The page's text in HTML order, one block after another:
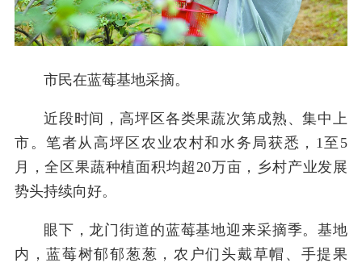
市民在蓝莓基地采摘。
近段时间，高坪区各类果蔬次第成熟、集中上
市。笔者从高坪区农业农村和水务局获悉，1至5
月，全区果蔬种植面积均超20万亩，乡村产业发展
势头持续向好。
眼下，龙门街道的蓝莓基地迎来采摘季。基地
内，蓝莓树郁郁葱葱，农户们头戴草帽、手提果